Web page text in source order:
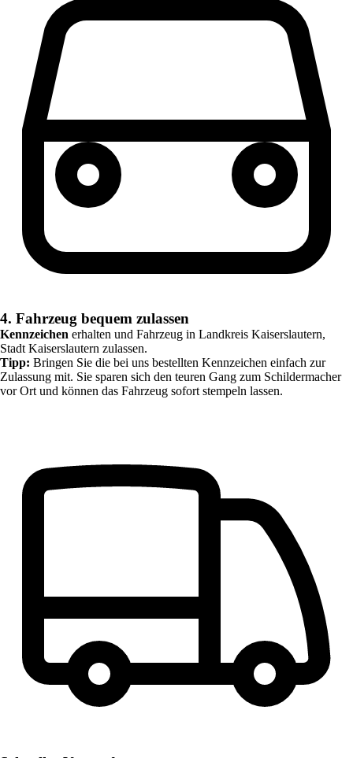
4. Fahrzeug bequem zulassen
Kennzeichen erhalten und Fahrzeug in Landkreis Kaiserslautern,
Stadt Kaiserslautern zulassen.
Tipp: Bringen Sie die bei uns bestellten Kennzeichen einfach zur
Zulassung mit. Sie sparen sich den teuren Gang zum Schildermacher
vor Ort und können das Fahrzeug sofort stempeln lassen.